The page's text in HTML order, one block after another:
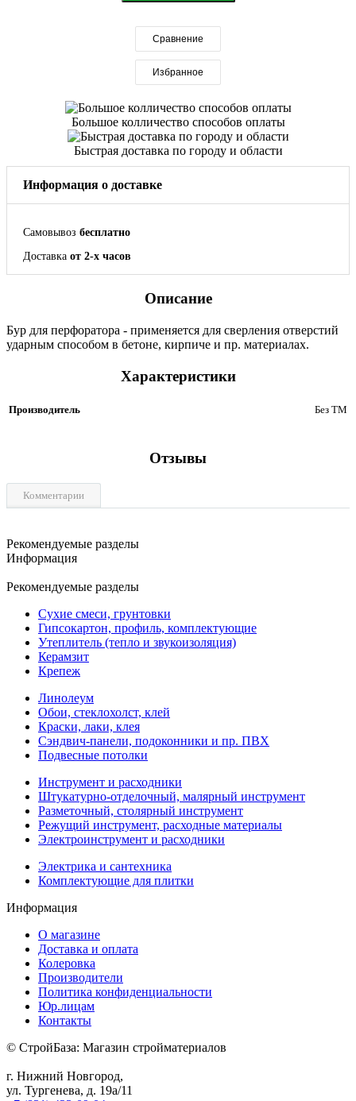
Сравнение
Избранное
Большое колличество способов оплаты
Быстрая доставка по городу и области
Информация о доставке
Самовывоз бесплатно
Доставка от 2-х часов
Описание
Бур для перфоратора - применяется для сверления отверстий
ударным способом в бетоне, кирпиче и пр. материалах.
Характеристики
Производитель Без ТМ
Отзывы
Комментарии
Рекомендуемые разделы
Информация
Рекомендуемые разделы
Сухие смеси, грунтовки
Гипсокартон, профиль, комплектующие
Утеплитель (тепло и звукоизоляция)
Керамзит
Крепеж
Линолеум
Обои, стеклохолст, клей
Краски, лаки, клея
Сэндвич-панели, подоконники и пр. ПВХ
Подвесные потолки
Инструмент и расходники
Штукатурно-отделочный, малярный инструмент
Разметочный, столярный инструмент
Режущий инструмент, расходные материалы
Электроинструмент и расходники
Электрика и сантехника
Комплектующие для плитки
Информация
О магазине
Доставка и оплата
Колеровка
Производители
Политика конфиденциальности
Юр.лицам
Контакты
© СтройБаза: Магазин стройматериалов
г. Нижний Новгород,
ул. Тургенева, д. 19а/11